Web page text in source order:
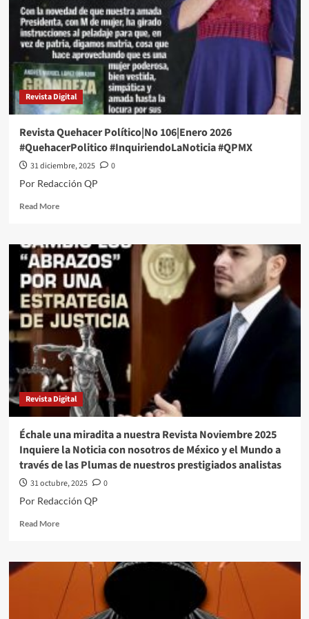
#QPMX
#QuehacerPolitico
#InquiriendoLaNoticia
Revista Digital
Revista Quehacer Político|No 106|Enero 2026
#QuehacerPolitico #InquiriendoLaNoticia #QPMX
31 diciembre, 2025
0
Por Redacción QP
Read MoreRead
Revista
Quehacer
Político|No
106|Enero
2026
#QuehacerPolitico
#InquiriendoLaNoticia
#QPMX
Revista Digital
Échale una miradita a nuestra Revista Noviembre 2025
Inquiere la Noticia con nosotros de México y el Mundo a
través de las Plumas de nuestros prestigiados analistas
31 octubre, 2025
0
Por Redacción QP
Read MoreRead
Échale
una
miradita
a
nuestra